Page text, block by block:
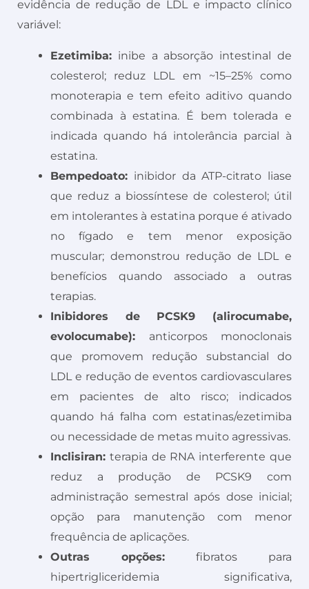
evidência de redução de LDL e impacto clínico
variável:
Ezetimiba: inibe a absorção intestinal de
colesterol; reduz LDL em ~15–25% como
monoterapia e tem efeito aditivo quando
combinada à estatina. É bem tolerada e
indicada quando há intolerância parcial à
estatina.
Bempedoato: inibidor da ATP-citrato liase
que reduz a biossíntese de colesterol; útil
em intolerantes à estatina porque é ativado
no fígado e tem menor exposição
muscular; demonstrou redução de LDL e
benefícios quando associado a outras
terapias.
Inibidores de PCSK9 (alirocumabe,
evolocumabe): anticorpos monoclonais
que promovem redução substancial do
LDL e redução de eventos cardiovasculares
em pacientes de alto risco; indicados
quando há falha com estatinas/ezetimiba
ou necessidade de metas muito agressivas.
Inclisiran: terapia de RNA interferente que
reduz a produção de PCSK9 com
administração semestral após dose inicial;
opção para manutenção com menor
frequência de aplicações.
Outras opções: fibratos para
hipertrigliceridemia significativa,